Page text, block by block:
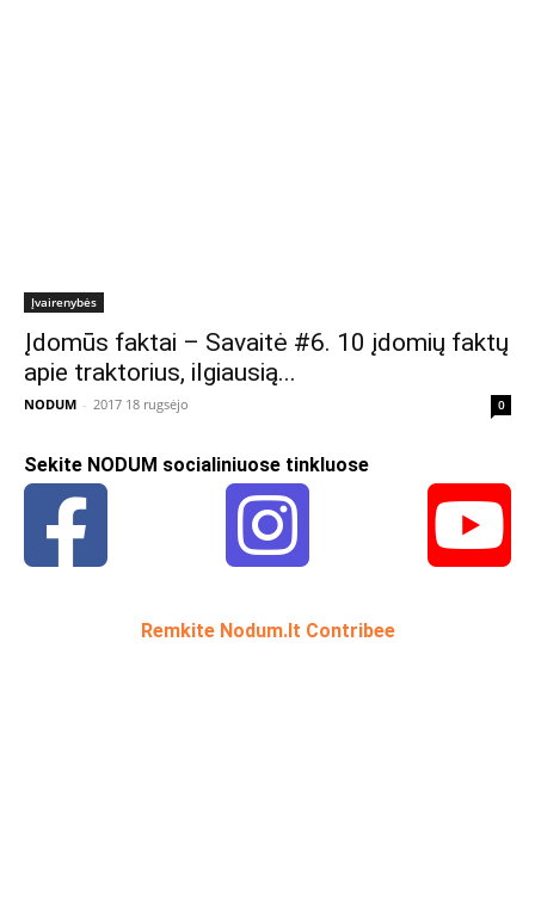
Įvairenybės
Įdomūs faktai – Savaitė #6. 10 įdomių faktų
apie traktorius, ilgiausią...
NODUM - 2017 18 rugsėjo 0
Sekite NODUM socialiniuose tinkluose
Remkite Nodum.lt Contribee